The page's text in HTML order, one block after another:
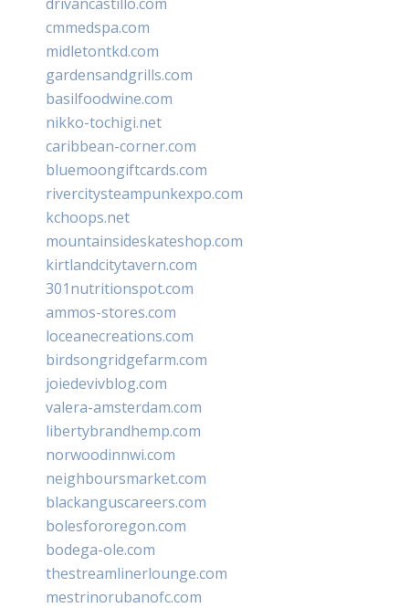
cmmedspa.com
midletontkd.com
gardensandgrills.com
basilfoodwine.com
nikko-tochigi.net
caribbean-corner.com
bluemoongiftcards.com
rivercitysteampunkexpo.com
kchoops.net
mountainsideskateshop.com
kirtlandcitytavern.com
301nutritionspot.com
ammos-stores.com
loceanecreations.com
birdsongridgefarm.com
joiedevivblog.com
valera-amsterdam.com
libertybrandhemp.com
norwoodinnwi.com
neighboursmarket.com
blackanguscareers.com
bolesfororegon.com
bodega-ole.com
thestreamlinerlounge.com
mestrinorubanofc.com